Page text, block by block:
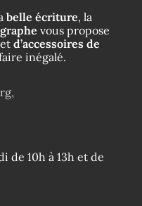
belle écriture, la
vous propose
et d’accessoires de
inégalé.
de 10h à 13h et de